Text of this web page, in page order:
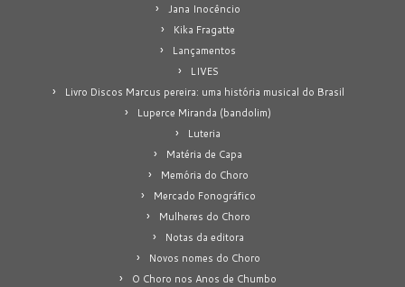
Jana Inocêncio
Kika Fragatte
Lançamentos
LIVES
Livro Discos Marcus pereira: uma história musical do Brasil
Luperce Miranda (bandolim)
Luteria
Matéria de Capa
Memória do Choro
Mercado Fonográfico
Mulheres do Choro
Notas da editora
Novos nomes do Choro
O Choro nos Anos de Chumbo